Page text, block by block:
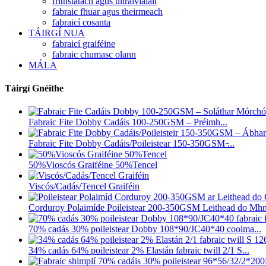
fabraic fhuar agus theirmeach
fabraicí cosanta
TÁIRGÍ NUA
fabraicí graiféine
fabraic chumasc olann
MÁLA
Táirgí Gnéithe
Fabraic Fite Dobby Cadáis 100-250GSM – Préimh...
Fabraic Fite Dobby Cadáis/Poileistear 150-350GSM ̵...
50%Vioscós Graiféine 50%Tencel
Viscós/Cadás/Tencel Graiféin
Corduroy Polaimíde Poileistear 200-350GSM Leithead do
70% cadás 30% poileistear Dobby 108*90/JC40*40 coolma...
34% cadás 64% poileistear 2% Elastán fabraic twill 2/1 S...